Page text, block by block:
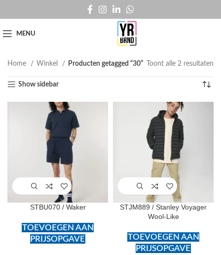
MENU
Home Winkel Producten getagged “30” Toont alle 2 resultaten
Show sidebar
STBU070 / Waker
TOEVOEGEN AAN
PRIJSOPGAVE
STJM889 / Stanley Voyager
Wool-Like
TOEVOEGEN AAN
PRIJSOPGAVE